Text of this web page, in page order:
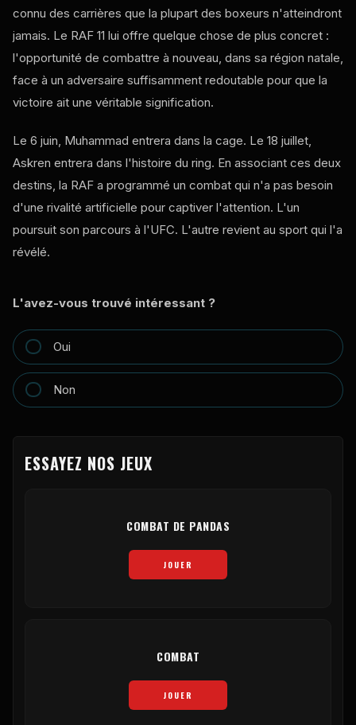
connu des carrières que la plupart des boxeurs n'atteindront
jamais. Le RAF 11 lui offre quelque chose de plus concret :
l'opportunité de combattre à nouveau, dans sa région natale,
face à un adversaire suffisamment redoutable pour que la
victoire ait une véritable signification.
Le 6 juin, Muhammad entrera dans la cage. Le 18 juillet,
Askren entrera dans l'histoire du ring. En associant ces deux
destins, la RAF a programmé un combat qui n'a pas besoin
d'une rivalité artificielle pour captiver l'attention. L'un
poursuit son parcours à l'UFC. L'autre revient au sport qui l'a
révélé.
L'avez-vous trouvé intéressant ?
Oui
Non
ESSAYEZ NOS JEUX
COMBAT DE PANDAS
JOUER
COMBAT
JOUER